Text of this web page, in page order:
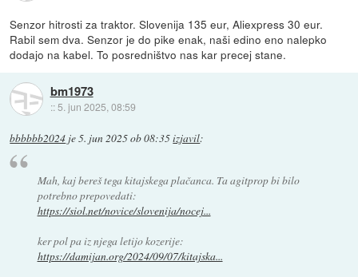
Senzor hitrosti za traktor. Slovenija 135 eur, Aliexpress 30 eur.
Rabil sem dva. Senzor je do pike enak, naši edino eno nalepko
dodajo na kabel. To posredništvo nas kar precej stane.
bm1973
:: 5. jun 2025, 08:59
bbbbbb2024 je5. jun 2025 ob 08:35izjavil:
Mah, kaj bereš tega kitajskega plačanca. Ta agitprop bi bilo
potrebno prepovedati:
https://siol.net/novice/slovenija/nocej...
ker pol pa iz njega letijo kozerije:
https://damijan.org/2024/09/07/kitajska...